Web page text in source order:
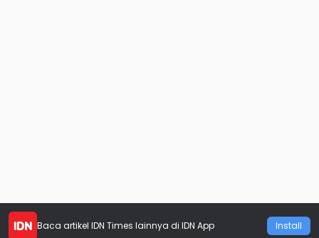
Baca artikel IDN Times lainnya di IDN App Install